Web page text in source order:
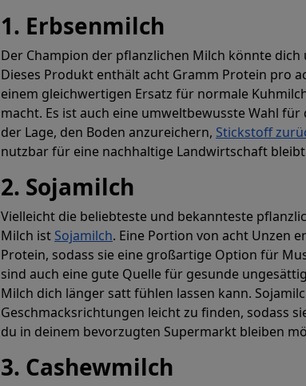
1. Erbsenmilch
Der Champion der pflanzlichen Milch könnte dich
Dieses Produkt enthält acht Gramm Protein pro
einem gleichwertigen Ersatz für normale
macht. Es ist auch eine umweltbewusste Wahl
der Lage, den Boden anzureichern, Stickstoff
nutzbar für eine nachhaltige Landwirtschaft
2. Sojamilch
Vielleicht die beliebteste und bekannteste
Milch ist Sojamilch. Eine Portion von acht Unzen
Protein, sodass sie eine großartige Option für
sind auch eine gute Quelle für gesunde
Milch dich länger satt fühlen lassen kann.
Geschmacksrichtungen leicht zu finden, sodass
du in deinem bevorzugten Supermarkt bleiben
3. Cashewmilch